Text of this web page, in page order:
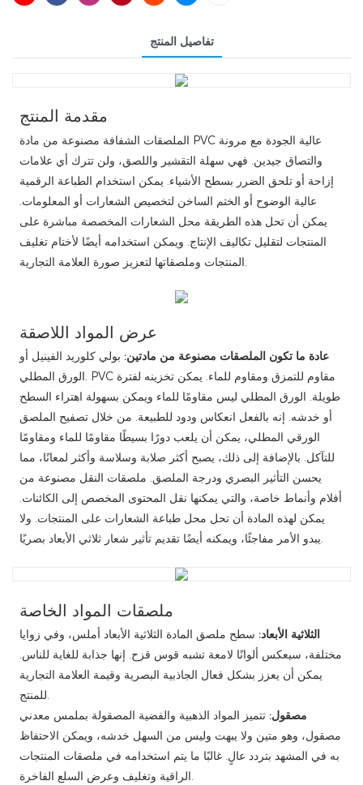
تفاصيل المنتج
مقدمة المنتج
الملصقات الشفافة مصنوعة من مادة PVC عالية الجودة مع مرونة
والتصاق جيدين. فهي سهلة التقشير واللصق، ولن تترك أي علامات
إزاحة أو تلحق الضرر بسطح الأشياء. يمكن استخدام الطباعة الرقمية
عالية الوضوح أو الختم الساخن لتخصيص الشعارات أو المعلومات.
يمكن أن تحل هذه الطريقة محل الشعارات المخصصة مباشرة على
المنتجات لتقليل تكاليف الإنتاج. ويمكن استخدامه أيضًا لأختام تغليف
المنتجات وملصقاتها لتعزيز صورة العلامة التجارية.
عرض المواد اللاصقة
عادة ما تكون الملصقات مصنوعة من مادتين: بولي كلوريد الفينيل أو
الورق المطلي. PVC مقاوم للتمزق ومقاوم للماء. يمكن تخزينه لفترة
طويلة. الورق المطلي ليس مقاومًا للماء ويمكن بسهولة اهتراء السطح
أو خدشه. إنه بالفعل انعكاس ودود للطبيعة. من خلال تصفيح الملصق
الورقي المطلي، يمكن أن يلعب دورًا بسيطًا مقاومًا للماء ومقاومًا
للتآكل. بالإضافة إلى ذلك، يصبح أكثر صلابة وسلاسة وأكثر لمعانًا، مما
يحسن التأثير البصري ودرجة الملصق. ملصقات النقل مصنوعة من
أفلام وأنماط خاصة، والتي يمكنها نقل المحتوى المخصص إلى الكائنات.
يمكن لهذه المادة أن تحل محل طباعة الشعارات على المنتجات. ولا
يبدو الأمر مفاجئًا، ويمكنه أيضًا تقديم تأثير شعار ثلاثي الأبعاد بصريًا.
ملصقات المواد الخاصة
الثلاثية الأبعاد: سطح ملصق المادة الثلاثية الأبعاد أملس، وفي زوايا
مختلفة، سيعكس ألوانًا لامعة تشبه قوس قزح. إنها جذابة للغاية للناس.
يمكن أن يعزز بشكل فعال الجاذبية البصرية وقيمة العلامة التجارية
للمنتج.
مصقول:تتميز المواد الذهبية والفضية المصقولة بملمس معدني
مصقول، وهو متين ولا يبهت وليس من السهل خدشه، ويمكن الاحتفاظ
به في المشهد بتردد عالٍ. غالبًا ما يتم استخدامه في ملصقات المنتجات
الراقية وتغليف وعرض السلع الفاخرة.